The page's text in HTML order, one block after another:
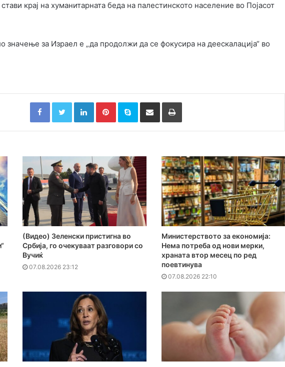
крај на хуманитарната беда на палестинското население во Појасот
значење за Израел е „да продолжи да се фокусира на деескалација“ во
FacebookTwitterLinkedInPinterestSkype Сподели преку Е-маил Испринтај
(Видео) Зеленски пристигна во
Србија, го очекуваат разговори со
Вучиќ
07.08.2026 23:12
Министерството за економија:
Нема потреба од нови мерки,
храната втор месец по ред
поевтинува
07.08.2026 22:10